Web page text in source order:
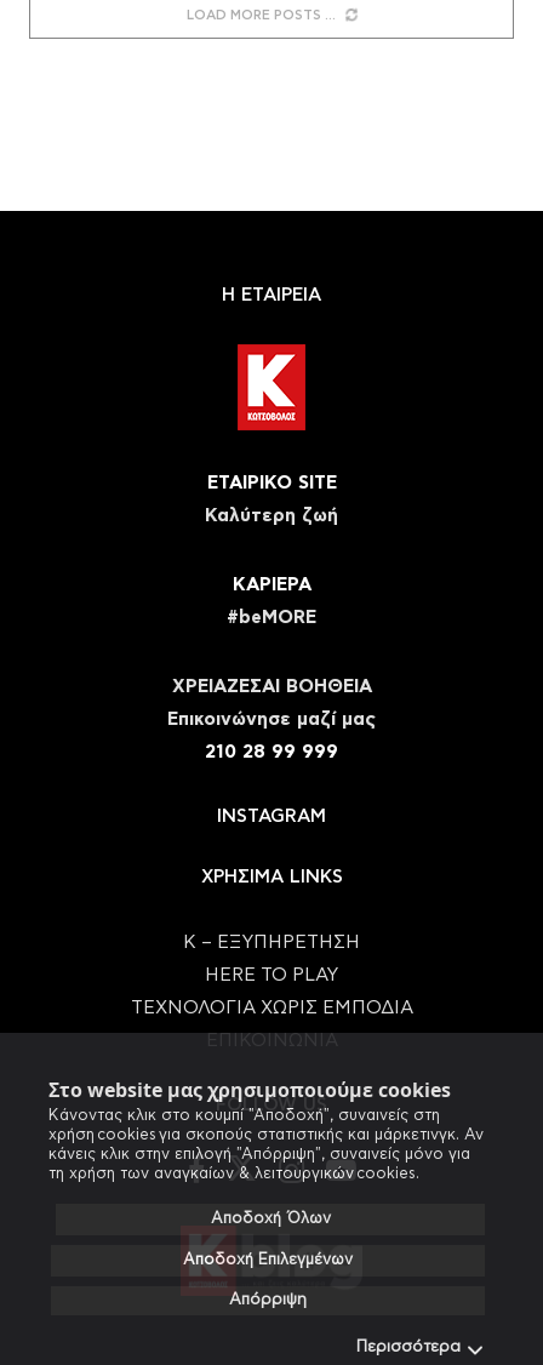
Στο website μας χρησιμοποιούμε cookies
Κάνοντας κλικ στο κουμπί "Αποδοχή", συναινείς στη
χρήση cookies για σκοπούς στατιστικής και μάρκετινγκ. Αν
κάνεις κλικ στην επιλογή "Απόρριψη", συναινείς μόνο για
τη χρήση των αναγκαίων & λειτουργικών cookies.
Αποδοχή Όλων
Αποδοχή Επιλεγμένων
Απόρριψη
Περισσότερα
LOAD MORE POSTS
Η ΕΤΑΙΡΕΙΑ
ΕΤΑΙΡΙΚΟ SITE
Καλύτερη ζωή
ΚΑΡΙΕΡΑ
#beMORE
ΧΡΕΙΑΖΕΣΑΙ ΒΟΗΘΕΙΑ
Eπικοινώνησε μαζί μας
210 28 99 999
INSTAGRAM
ΧΡΗΣΙΜΑ LINKS
Κ – ΕΞΥΠΗΡΕΤΗΣΗ
HERE TO PLAY
ΤΕΧΝΟΛΟΓΙΑ ΧΩΡΙΣ ΕΜΠΟΔΙΑ
FOLLOW US